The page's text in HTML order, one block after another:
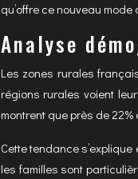
qu’offre ce nouveau mode
Analyse
Les zones rurales
régions rurales voient
montrent que près de
Cette tendance
les familles sont